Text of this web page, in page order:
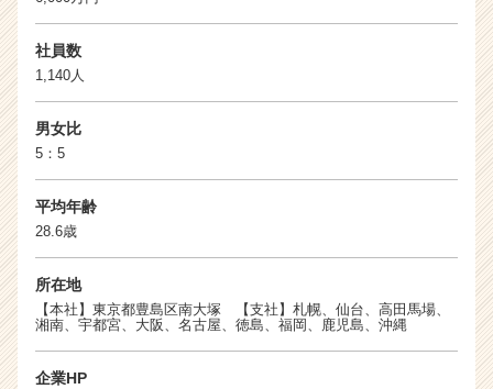
社員数
1,140人
男女比
5：5
平均年齢
28.6歳
所在地
【本社】東京都豊島区南大塚 【支社】札幌、仙台、高田馬場、
湘南、宇都宮、大阪、名古屋、徳島、福岡、鹿児島、沖縄
企業HP